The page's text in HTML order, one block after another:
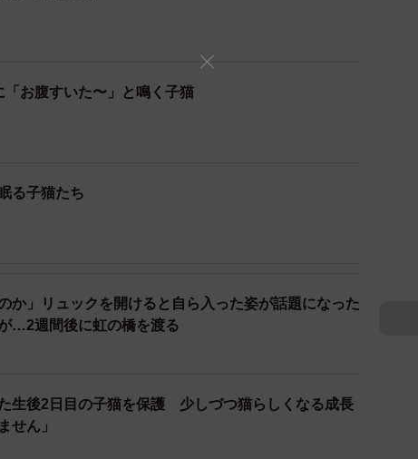
いた…5匹の子猫たちは無事（「レスキューさくら会」提供）
健所職員が現場へ、子猫たちを保護→ボラ
き取った「レスキューさくら会」のメンバーは子猫
い、またへその緒がついている子もいたことから推
してもらい、保護して3日目には体重も増えまし
「きっちり3時間おきにはお腹空いたと鳴いて知ら
いぶんと広範囲で動くようになってきました。ミルク
自己主張の強い子などすでに性格もバラバラで見てい
っている姿に目を細めます。
「お腹すいた〜」と鳴く子猫
る子猫たち
か」リュックを開けると自ら入った姿が話題になった
…2週間後に虹の橋を渡る
生後2日目の子猫を保護 少しづつ猫らしくなる成長
せん」